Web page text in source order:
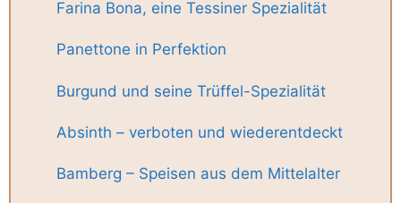
Farina Bona, eine Tessiner Spezialität
Panettone in Perfektion
Burgund und seine Trüffel-Spezialität
Absinth – verboten und wiederentdeckt
Bamberg – Speisen aus dem Mittelalter